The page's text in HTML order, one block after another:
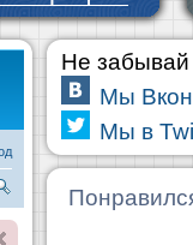
Не забывай
Мы
Мы в